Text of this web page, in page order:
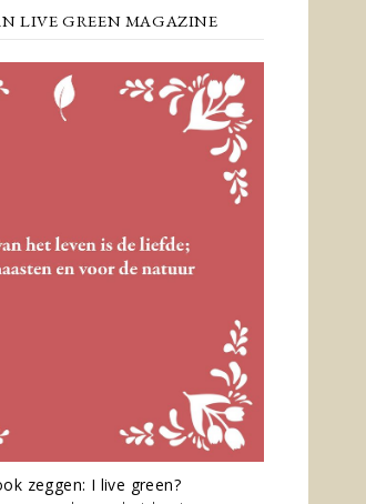
LIVE GREEN MAGAZINE
zeggen: I live green?